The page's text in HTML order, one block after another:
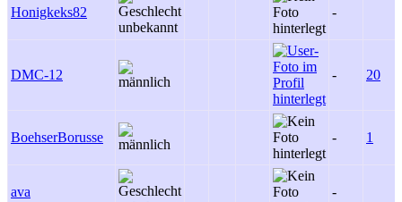
Honigkeks82 -
DMC-12 - 20
BoehserBorusse - 1
ava -